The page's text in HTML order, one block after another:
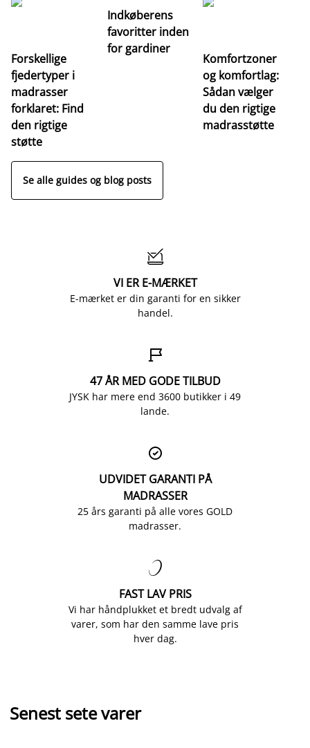
Forskellige
fjedertyper i
madrasser
forklaret: Find
den rigtige
støtte
Indkøberens
favoritter inden
for gardiner
Komfortzoner
og komfortlag:
Sådan vælger
du den rigtige
madrasstøtte
Se alle guides og blog posts

VI ER E-MÆRKET
E-mærket er din garanti for en sikker
handel.

47 ÅR MED GODE TILBUD
JYSK har mere end 3600 butikker i 49
lande.

UDVIDET GARANTI PÅ
MADRASSER
25 års garanti på alle vores GOLD
madrasser.

FAST LAV PRIS
Vi har håndplukket et bredt udvalg af
varer, som har den samme lave pris
hver dag.
Senest sete varer